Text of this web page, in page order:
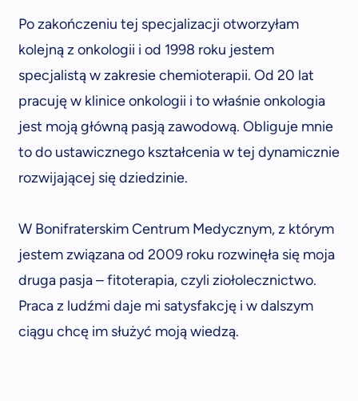
Po zakończeniu tej specjalizacji otworzyłam
kolejną z onkologii i od 1998 roku jestem
specjalistą w zakresie chemioterapii. Od 20 lat
pracuję w klinice onkologii i to właśnie onkologia
jest moją główną pasją zawodową. Obliguje mnie
to do ustawicznego kształcenia w tej dynamicznie
rozwijającej się dziedzinie.
W Bonifraterskim Centrum Medycznym, z którym
jestem związana od 2009 roku rozwinęła się moja
druga pasja – fitoterapia, czyli ziołolecznictwo.
Praca z ludźmi daje mi satysfakcję i w dalszym
ciągu chcę im służyć moją wiedzą.